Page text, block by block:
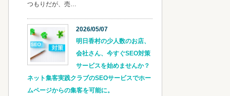
つもりだが、売…
2026/05/07
明日香村の少人数のお店、
会社さん、今すぐSEO対策
サービスを始めませんか？
ネット集客実践クラブのSEOサービスでホー
ムページからの集客を可能に。